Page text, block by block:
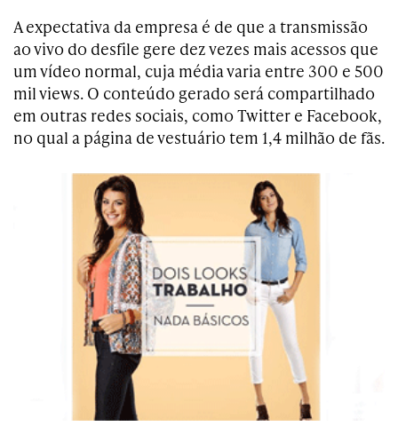
A expectativa da empresa é de que a transmissão
ao vivo do desfile gere dez vezes mais acessos que
um vídeo normal, cuja média varia entre 300 e 500
mil views. O conteúdo gerado será compartilhado
em outras redes sociais, como Twitter e Facebook,
no qual a página de vestuário tem 1,4 milhão de fãs.